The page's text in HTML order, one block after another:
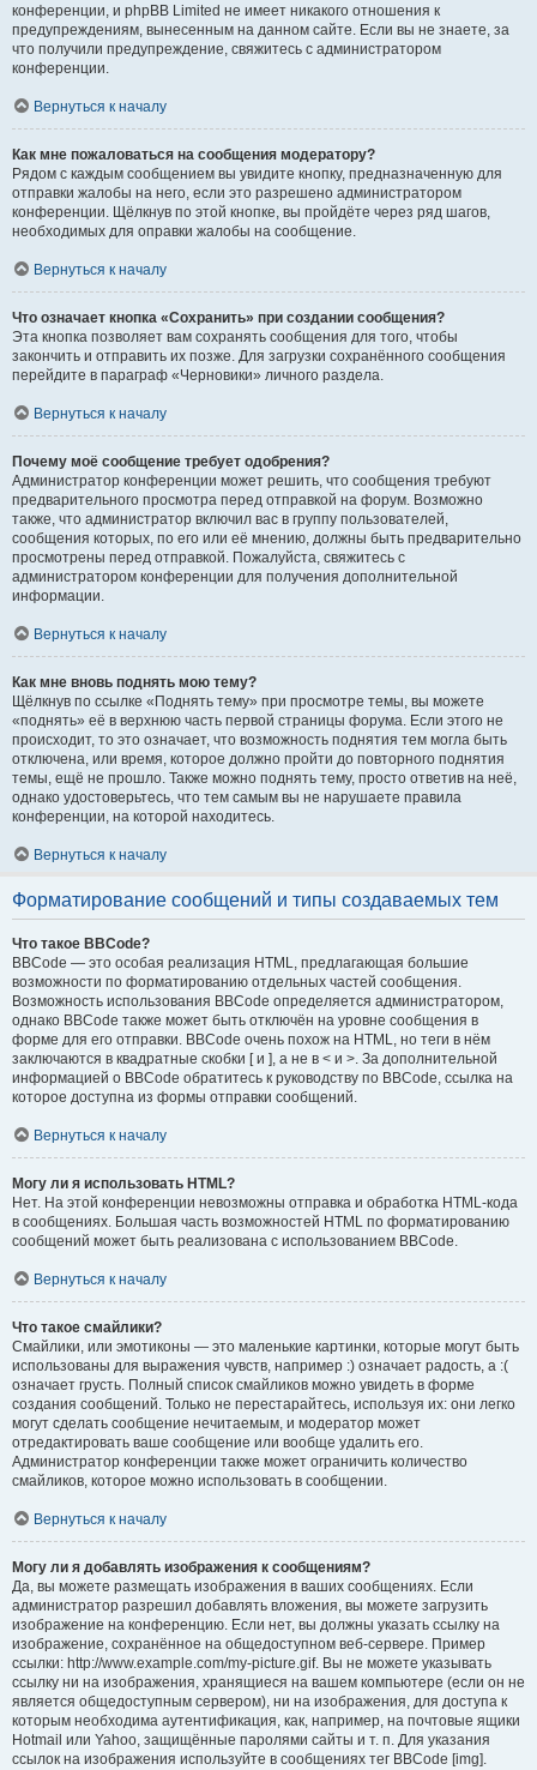
конференции, и phpBB Limited не имеет никакого отношения к
предупреждениям, вынесенным на данном сайте. Если вы не знаете, за
что получили предупреждение, свяжитесь с администратором
конференции.
Вернуться к началу
Как мне пожаловаться на сообщения модератору?
Рядом с каждым сообщением вы увидите кнопку, предназначенную для
отправки жалобы на него, если это разрешено администратором
конференции. Щёлкнув по этой кнопке, вы пройдёте через ряд шагов,
необходимых для оправки жалобы на сообщение.
Вернуться к началу
Что означает кнопка «Сохранить» при создании сообщения?
Эта кнопка позволяет вам сохранять сообщения для того, чтобы
закончить и отправить их позже. Для загрузки сохранённого сообщения
перейдите в параграф «Черновики» личного раздела.
Вернуться к началу
Почему моё сообщение требует одобрения?
Администратор конференции может решить, что сообщения требуют
предварительного просмотра перед отправкой на форум. Возможно
также, что администратор включил вас в группу пользователей,
сообщения которых, по его или её мнению, должны быть предварительно
просмотрены перед отправкой. Пожалуйста, свяжитесь с
администратором конференции для получения дополнительной
информации.
Вернуться к началу
Как мне вновь поднять мою тему?
Щёлкнув по ссылке «Поднять тему» при просмотре темы, вы можете
«поднять» её в верхнюю часть первой страницы форума. Если этого не
происходит, то это означает, что возможность поднятия тем могла быть
отключена, или время, которое должно пройти до повторного поднятия
темы, ещё не прошло. Также можно поднять тему, просто ответив на неё,
однако удостоверьтесь, что тем самым вы не нарушаете правила
конференции, на которой находитесь.
Вернуться к началу
Форматирование сообщений и типы создаваемых тем
Что такое BBCode?
BBCode — это особая реализация HTML, предлагающая большие
возможности по форматированию отдельных частей сообщения.
Возможность использования BBCode определяется администратором,
однако BBCode также может быть отключён на уровне сообщения в
форме для его отправки. BBCode очень похож на HTML, но теги в нём
заключаются в квадратные скобки [ и ], а не в < и >. За дополнительной
информацией о BBCode обратитесь к руководству по BBCode, ссылка на
которое доступна из формы отправки сообщений.
Вернуться к началу
Могу ли я использовать HTML?
Нет. На этой конференции невозможны отправка и обработка HTML-кода
в сообщениях. Большая часть возможностей HTML по форматированию
сообщений может быть реализована с использованием BBCode.
Вернуться к началу
Что такое смайлики?
Смайлики, или эмотиконы — это маленькие картинки, которые могут быть
использованы для выражения чувств, например :) означает радость, а :(
означает грусть. Полный список смайликов можно увидеть в форме
создания сообщений. Только не перестарайтесь, используя их: они легко
могут сделать сообщение нечитаемым, и модератор может
отредактировать ваше сообщение или вообще удалить его.
Администратор конференции также может ограничить количество
смайликов, которое можно использовать в сообщении.
Вернуться к началу
Могу ли я добавлять изображения к сообщениям?
Да, вы можете размещать изображения в ваших сообщениях. Если
администратор разрешил добавлять вложения, вы можете загрузить
изображение на конференцию. Если нет, вы должны указать ссылку на
изображение, сохранённое на общедоступном веб-сервере. Пример
ссылки: http://www.example.com/my-picture.gif. Вы не можете указывать
ссылку ни на изображения, хранящиеся на вашем компьютере (если он не
является общедоступным сервером), ни на изображения, для доступа к
которым необходима аутентификация, как, например, на почтовые ящики
Hotmail или Yahoo, защищённые паролями сайты и т. п. Для указания
ссылок на изображения используйте в сообщениях тег BBCode [img].